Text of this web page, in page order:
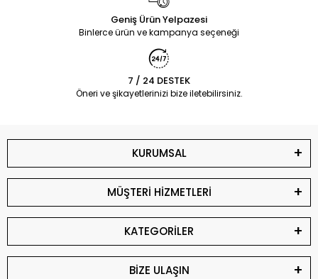
Geniş Ürün Yelpazesi
Binlerce ürün ve kampanya seçeneği
7 / 24 DESTEK
Öneri ve şikayetlerinizi bize iletebilirsiniz.
KURUMSAL
MÜŞTERİ HİZMETLERİ
KATEGORİLER
BİZE ULAŞIN